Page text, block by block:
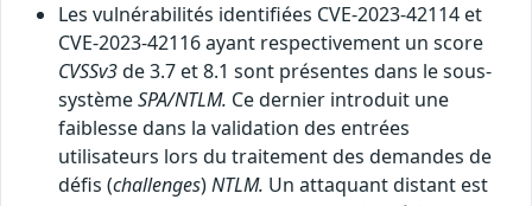
Les vulnérabilités identifiées CVE-2023-42114 et
CVE-2023-42116 ayant respectivement un score
CVSSv3de 3.7 et 8.1 sont présentes dans le sous-
systèmeSPA/NTLM. Ce dernier introduit une
faiblesse dans la validation des entrées
utilisateurs lors du traitement des demandes de
défis (challenges)NTLM. Un attaquant distant est